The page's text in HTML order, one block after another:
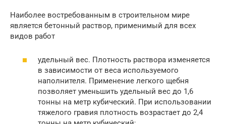
Наиболее востребованным в строительном мире
является бетонный раствор, применимый для всех
видов работ
удельный вес. Плотность раствора изменяется
в зависимости от веса используемого
наполнителя. Применение легкого щебня
позволяет уменьшить удельный вес до 1,6
тонны на метр кубический. При использовании
тяжелого гравия плотность возрастает до 2,4